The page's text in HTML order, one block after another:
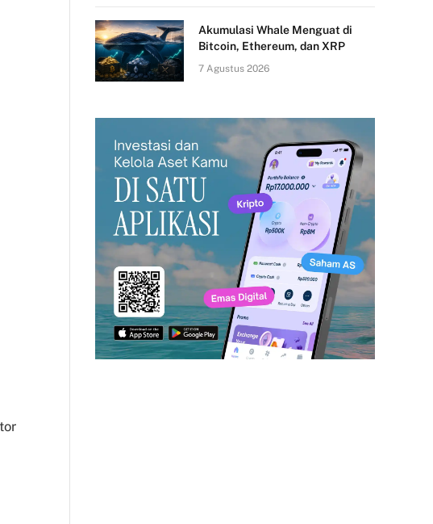
Akumulasi Whale Menguat di
Bitcoin, Ethereum, dan XRP
7 Agustus 2026